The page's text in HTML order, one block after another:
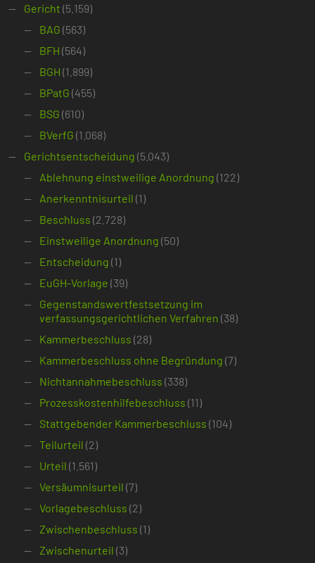
Gericht (5.159)
BAG (563)
BFH (564)
BGH (1.899)
BPatG (455)
BSG (610)
BVerfG (1.068)
Gerichtsentscheidung (5.043)
Ablehnung einstweilige Anordnung (122)
Anerkenntnisurteil (1)
Beschluss (2.728)
Einstweilige Anordnung (50)
Entscheidung (1)
EuGH-Vorlage (39)
Gegenstandswertfestsetzung im
verfassungsgerichtlichen Verfahren (38)
Kammerbeschluss (28)
Kammerbeschluss ohne Begründung (7)
Nichtannahmebeschluss (338)
Prozesskostenhilfebeschluss (11)
Stattgebender Kammerbeschluss (104)
Teilurteil (2)
Urteil (1.561)
Versäumnisurteil (7)
Vorlagebeschluss (2)
Zwischenbeschluss (1)
Zwischenurteil (3)